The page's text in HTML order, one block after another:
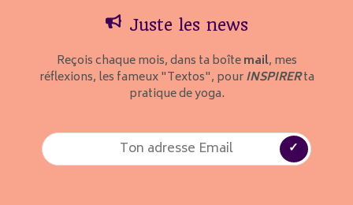
Juste les news
Reçois chaque mois, dans ta boîtemail, mes
réflexions, les fameux "Textos", pourINSPIRERta
pratique de yoga.